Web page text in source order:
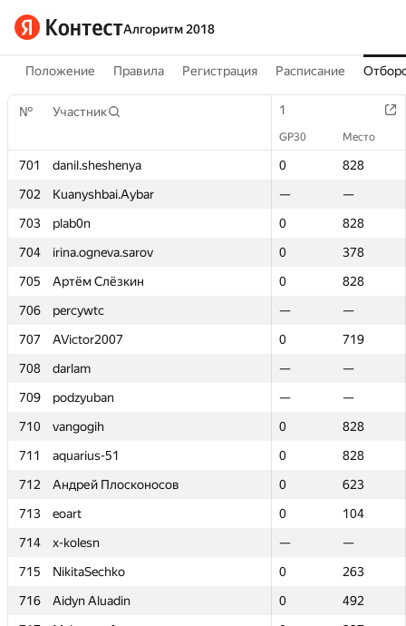
Алгоритм 2018
Положение Правила Регистрация Расписание
№ Участник 1
GP30 Место
701 danil.sheshenya 0
828
702
Kuanyshbai.Aybar —
—
703
plab0n 0
828
704
irina.ogneva.sarov 0
378
705
Артём Слёзкин 0
828
706
percywtc —
—
707
AVictor2007 0
719
708
darlam —
—
709
podzyuban —
—
710
vangogih 0
828
711
aquarius-51 0
828
712
Андрей Плосконосов 0
623
713
eoart 0
104
714
x-kolesn —
—
715
NikitaSechko 0
263
716
Aidyn Aluadin 0
492
№ Участник 1
GP30 Место
701 danil.sheshenya 0
828
702
Kuanyshbai.Aybar —
—
703
plab0n 0
828
704
irina.ogneva.sarov 0
378
705
Артём Слёзкин 0
828
706
percywtc —
—
707
AVictor2007 0
719
708
darlam —
—
709
podzyuban —
—
710
vangogih 0
828
711
aquarius-51 0
828
712
Андрей Плосконосов 0
623
713
eoart 0
104
714
x-kolesn —
—
715
NikitaSechko 0
263
716
Aidyn Aluadin 0
492